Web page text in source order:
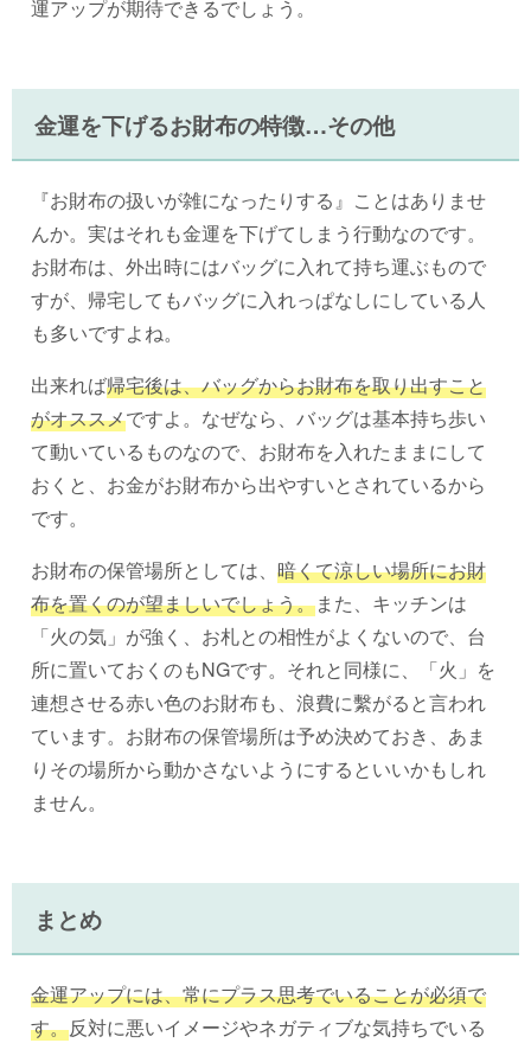
運アップが期待できるでしょう。
金運を下げるお財布の特徴…その他
『お財布の扱いが雑になったりする』ことはありませ
んか。実はそれも金運を下げてしまう行動なのです。
お財布は、外出時にはバッグに入れて持ち運ぶもので
すが、帰宅してもバッグに入れっぱなしにしている人
も多いですよね。
出来れば帰宅後は、バッグからお財布を取り出すこと
がオススメですよ。なぜなら、バッグは基本持ち歩い
て動いているものなので、お財布を入れたままにして
おくと、お金がお財布から出やすいとされているから
です。
お財布の保管場所としては、 暗くて涼しい場所にお財
布を置くのが望ましいでしょう。また、キッチンは
「火の気」が強く、お札との相性がよくないので、台
所に置いておくのもNGです。それと同様に、「火」を
連想させる赤い色のお財布も、浪費に繫がると言われ
ています。お財布の保管場所は予め決めておき、あま
りその場所から動かさないようにするといいかもしれ
ません。
まとめ
金運アップには、常にプラス思考でいることが必須で
す。反対に悪いイメージやネガティブな気持ちでいる